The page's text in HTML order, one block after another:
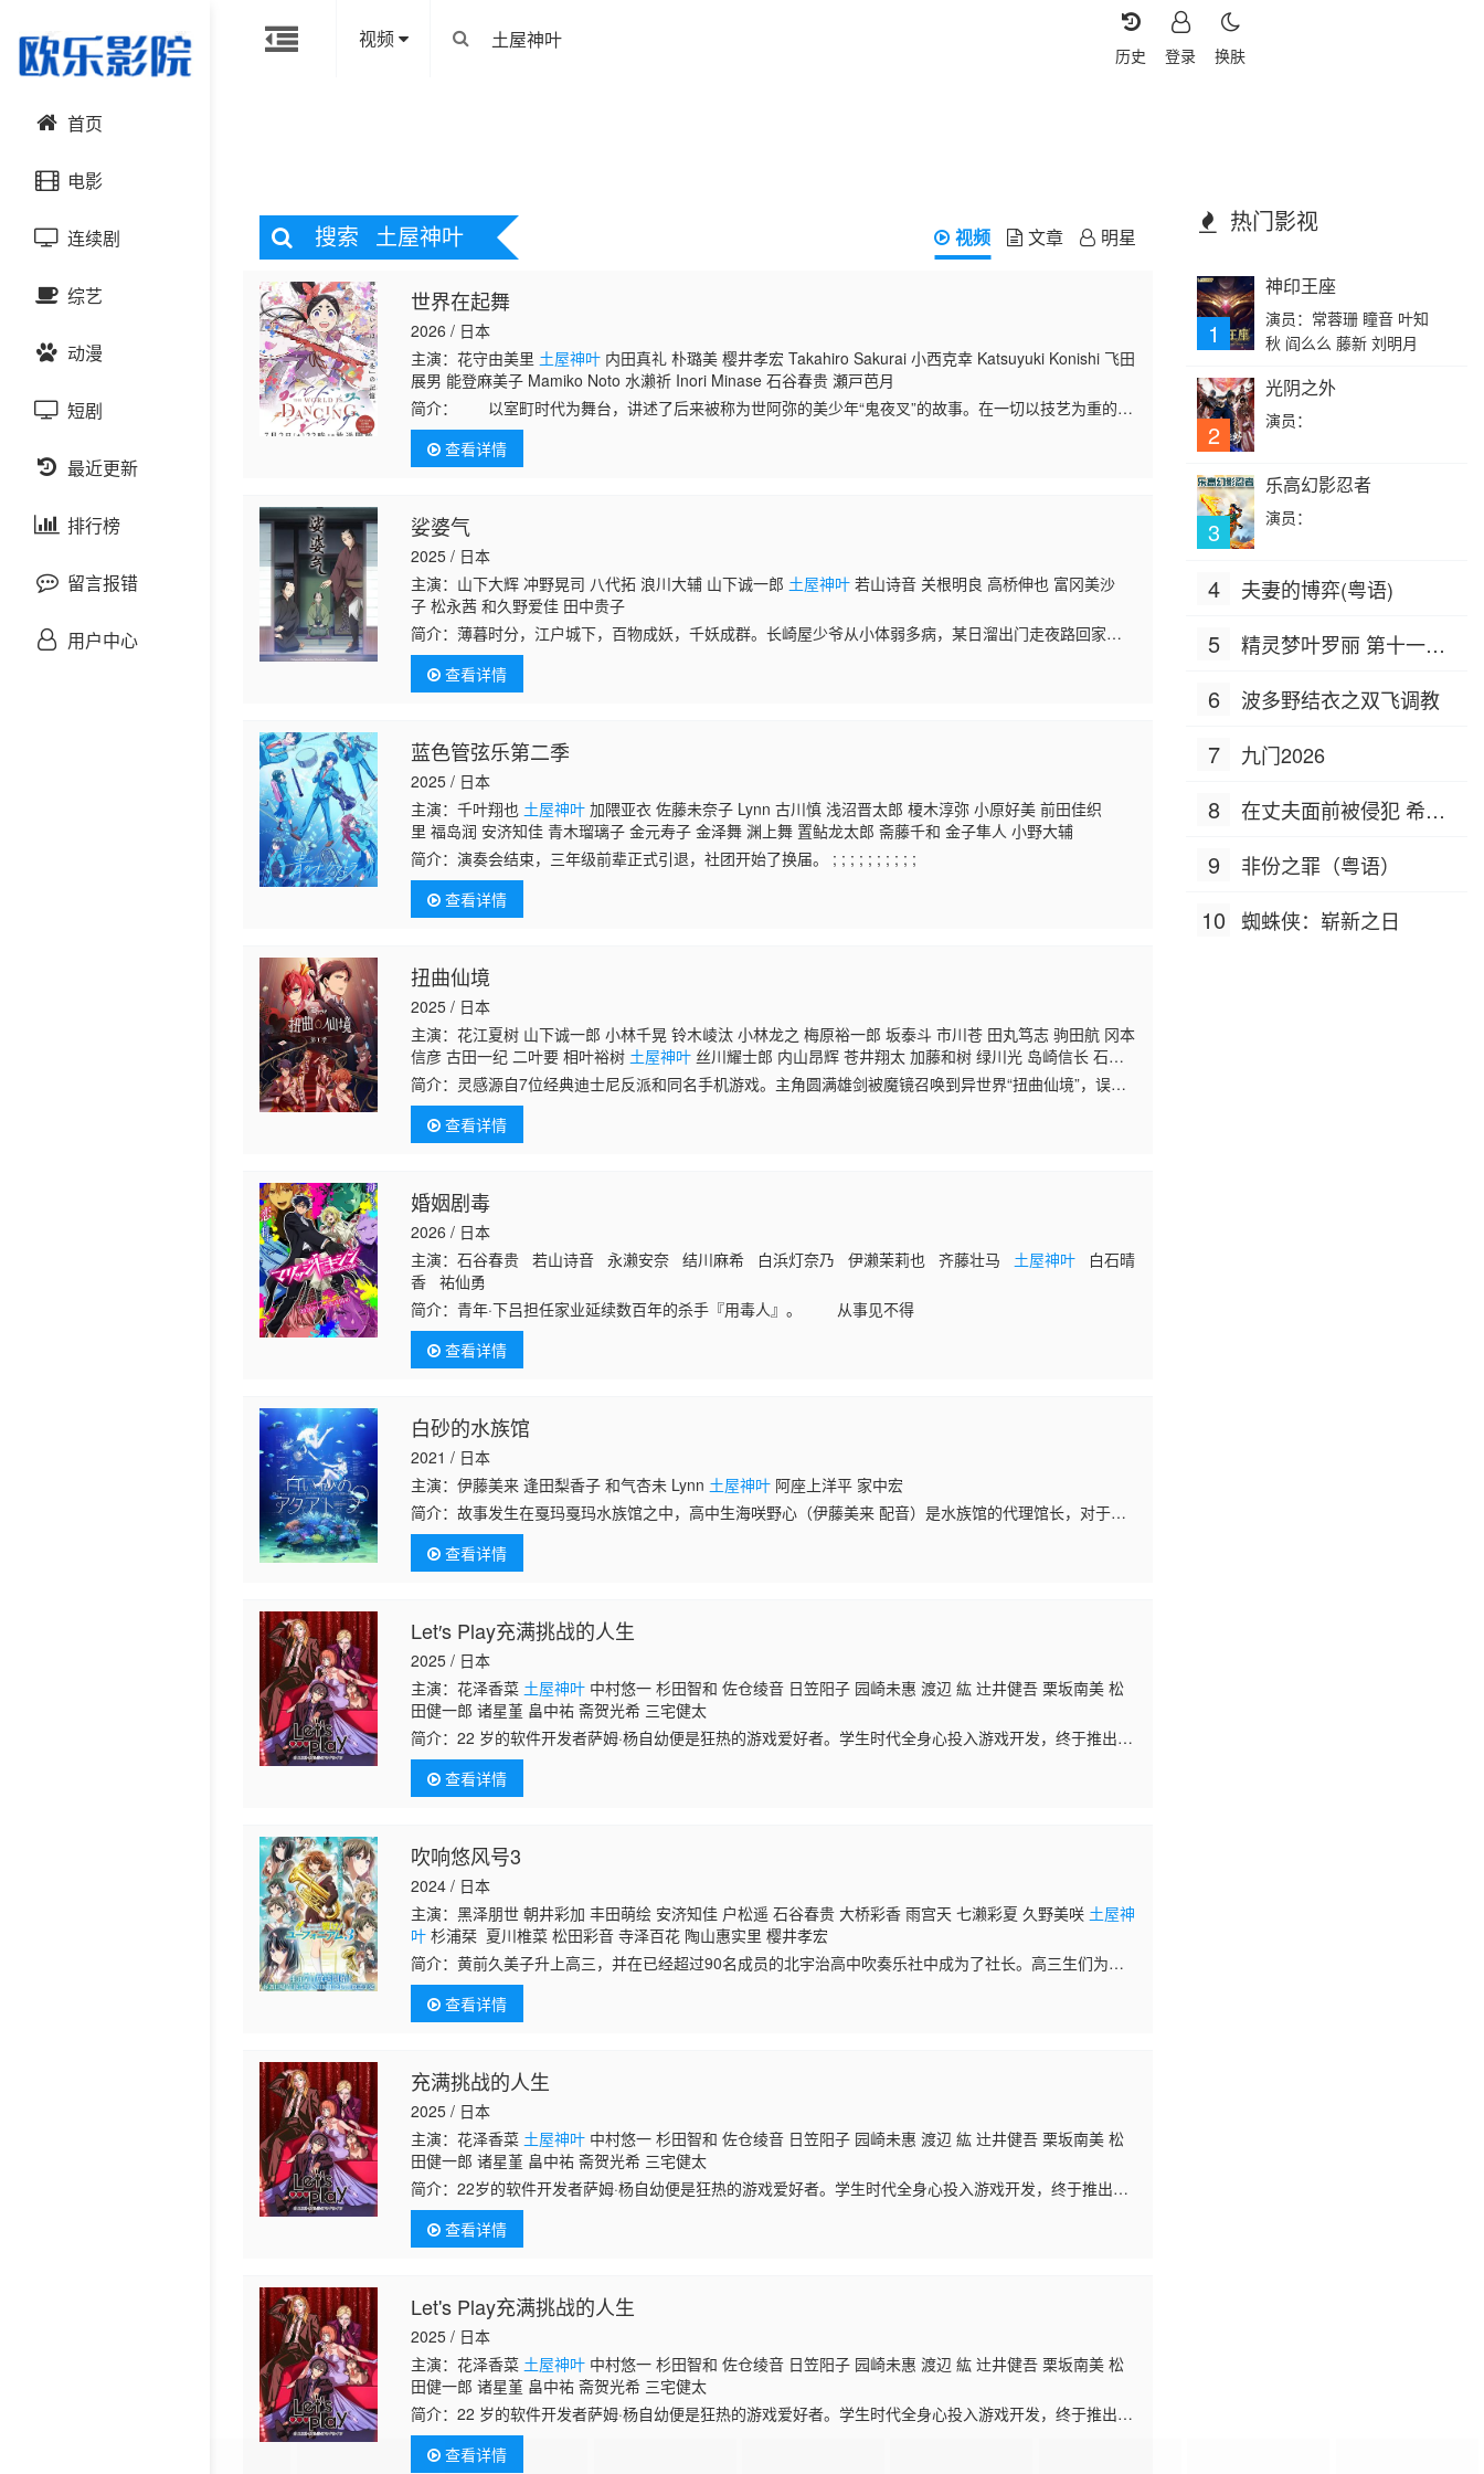
视频
换肤
登录
历史
首页
电影
动作片
喜剧片
爱情片
科幻片
恐怖片
剧情片
战争片
悬疑片
连续剧
国产剧
港台剧
日韩剧
欧美剧
泰国剧
综艺
大陆综艺
日韩综艺
港台综艺
欧美综艺
动漫
国产动漫
日韩动漫
欧美动漫
短剧
最近更新
排行榜
留言报错
用户中心
搜索 土屋神叶 视频 文章 明星
世界在起舞
2026 / 日本
主演：花守由美里 土屋神叶 内田真礼 朴璐美 樱井孝宏 Takahiro Sakurai 小西克幸 Katsuyuki Konishi 飞田
展男 能登麻美子 Mamiko Noto 水濑祈 Inori Minase 石谷春贵 瀬戸芭月
简介：
以室町时代为舞台，讲述了后来被称为世阿弥的美少年“鬼夜叉”的故事。在一切以技艺为重的父
亲观阿弥身边长大，鬼夜叉始终无法理解人类为何会享受艺术与表演。某一天，他在村子边缘的一户民宅
中，看见一名唱歌跳
查看详情
娑婆气
2025 / 日本
主演：山下大辉 冲野晃司 八代拓 浪川大辅 山下诚一郎 土屋神叶 若山诗音 关根明良 高桥伸也 富冈美沙
子 松永茜 和久野爱佳 田中贵子
简介：薄暮时分，江户城下，百物成妖，千妖成群。长崎屋少爷从小体弱多病，某日溜出门走夜路回家，
不意撞上杀人凶手，卷入凶案，少爷当如何躲过劫难，妖怪们能否助少爷一臂之力，揭开案件真相……
查看详情
蓝色管弦乐第二季
2025 / 日本
主演：千叶翔也 土屋神叶 加隈亚衣 佐藤未奈子 Lynn 古川慎 浅沼晋太郎 榎木淳弥 小原好美 前田佳织
里 福岛润 安济知佳 青木瑠璃子 金元寿子 金泽舞 渊上舞 置鲇龙太郎 斋藤千和 金子隼人 小野大辅
简介：
演奏会结束，三年级前辈正式引退，社团开始了换届。 ; ; ; ; ; ; ; ; ; ;
查看详情
扭曲仙境
2025 / 日本
主演：花江夏树 山下诚一郎 小林千晃 铃木崚汰 小林龙之 梅原裕一郎 坂泰斗 市川苍 田丸笃志 驹田航 冈本
信彦 古田一纪 二叶要 相叶裕树 土屋神叶 丝川耀士郎 内山昂辉 苍井翔太 加藤和树 绿川光 岛崎信长 石谷
春贵 阿座上洋平 杉山纪彰 宫本充 伊东健人 小山力也 竹内良太 木村昴 堀内贤雄 滨健人
简介： 灵感源自7位经典迪士尼反派和同名手机游戏。主角圆满雄剑被魔镜召唤到异世界“扭曲仙境”，误打
查看详情
婚姻剧毒
2026 / 日本
主演：石谷春贵 若山诗音 永濑安奈 结川麻希 白浜灯奈乃 伊濑茉莉也 齐藤壮马 土屋神叶 白石晴
香 祐仙勇
简介：
青年·下吕担任家业延续数百年的杀手『用毒人』。 从事见不得
查看详情
白砂的水族馆
2021 / 日本
主演：伊藤美来 逢田梨香子 和气杏未 Lynn 土屋神叶 阿座上洋平 家中宏
简介：故事发生在戛玛戛玛水族馆之中，高中生海咲野心（伊藤美来 配音）是水族馆的代理馆长，对于经
营水族馆，她充满了热情，也非常喜欢水族馆里的动物们，然而，因为经营不善，水族馆随时面临着倒闭
的命运。 宫泽
查看详情
Let′s Play充满挑战的人生
2025 / 日本
主演：花泽香菜 土屋神叶 中村悠一 杉田智和 佐仓绫音 日笠阳子 园崎未惠 渡辺 紘 辻井健吾 栗坂南美 松
田健一郎 诸星堇 畠中祐 斋贺光希 三宅健太
简介：22 岁的软件开发者萨姆·杨自幼便是狂热的游戏爱好者。学生时代全身心投入游戏开发，终于推出了
酝酿已久的冒险解谜游戏《 》！然而，当超人气游戏主播马歇尔·劳给出恶评后，她作为游戏开发者的前
查看详情
吹响悠风号3
2024 / 日本
主演：黑泽朋世 朝井彩加 丰田萌绘 安济知佳 户松遥 石谷春贵 大桥彩香 雨宫天 七濑彩夏 久野美咲 土屋神
叶 杉浦栞 夏川椎菜 松田彩音 寺泽百花 陶山惠实里 樱井孝宏
简介：黄前久美子升上高三，并在已经超过90名成员的北宇治高中吹奏乐社中成为了社长。高三生们为了
自己这最后一次吹奏乐比赛，开始了努力的练习。他们是否能得到梦寐以求的“全国赛金奖”呢？这是成为社
长的久美子，
查看详情
充满挑战的人生
2025 / 日本
主演：花泽香菜 土屋神叶 中村悠一 杉田智和 佐仓绫音 日笠阳子 园崎未惠 渡辺 紘 辻井健吾 栗坂南美 松
田健一郎 诸星堇 畠中祐 斋贺光希 三宅健太
简介：22岁的软件开发者萨姆·杨自幼便是狂热的游戏爱好者。学生时代全身心投入游戏开发，终于推出了
酝酿已久的冒险解谜游戏《Luminate》！然而，当超人气游戏主播马歇尔·劳给出恶评后，她作为游戏开发
者的前途
查看详情
Let's Play充满挑战的人生
2025 / 日本
主演：花泽香菜 土屋神叶 中村悠一 杉田智和 佐仓绫音 日笠阳子 园崎未惠 渡辺 紘 辻井健吾 栗坂南美 松
田健一郎 诸星堇 畠中祐 斋贺光希 三宅健太
简介：22 岁的软件开发者萨姆·杨自幼便是狂热的游戏爱好者。学生时代全身心投入游戏开发，终于推出了
酝酿已久的冒险解谜游戏《Luminate》！然而，当超人气游戏主播马歇尔·劳给出恶评后，她作为游戏开发
者的前查看详情
热门影视
1
神印王座
演员：常蓉珊 瞳音 叶知
秋 阎么么 藤新 刘明月
2
光阴之外
演员：
3
乐高幻影忍者
演员：
4 夫妻的博弈(粤语)
5
精灵梦叶罗丽 第十一季
6 波多野结衣之双飞调教
7 九门2026
8
在丈夫面前被侵犯 希岛
9 非份之罪（粤语）
10 蜘蛛侠：崭新之日